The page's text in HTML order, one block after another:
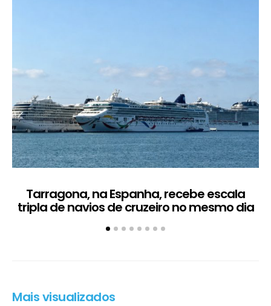
Tarragona, na Espanha, recebe escala
tripla de navios de cruzeiro no mesmo dia
Mais visualizados